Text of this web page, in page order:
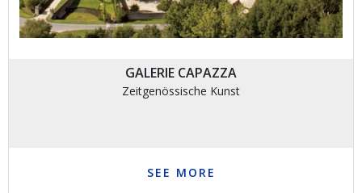
GALERIE CAPAZZA
Zeitgenössische Kunst
SEE MORE